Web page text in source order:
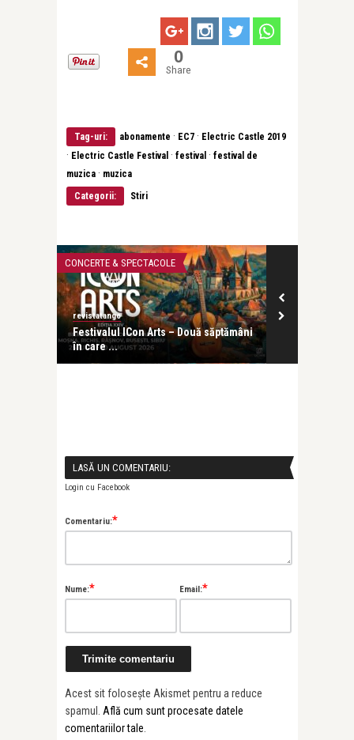
0
Share
Tag-uri: abonamente · EC7 · Electric Castle 2019
· Electric Castle Festival · festival · festival de
muzica · muzica
Categorii:
Stiri
CONCERTE & SPECTACOLE
revistatango
Festivalul ICon Arts – Două săptămâni
în care ...
LASĂ UN COMENTARIU:
Login cu Facebook
Comentariu:*
Nume:* Email:*
Acest sit folosește Akismet pentru a reduce
spamul. Află cum sunt procesate datele
comentariilor tale